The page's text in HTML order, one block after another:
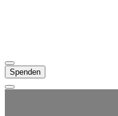
Spenden